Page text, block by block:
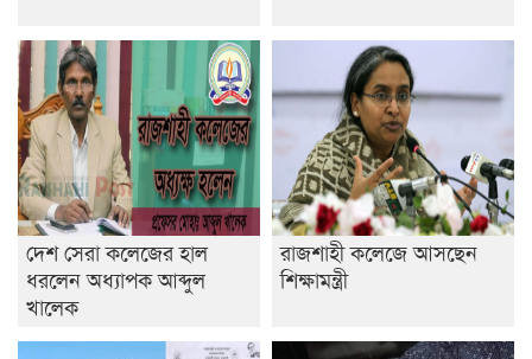
দেশ সেরা কলেজের হাল
ধরলেন অধ্যাপক আব্দুল
খালেক
রাজশাহী কলেজে আসছেন
শিক্ষামন্ত্রী